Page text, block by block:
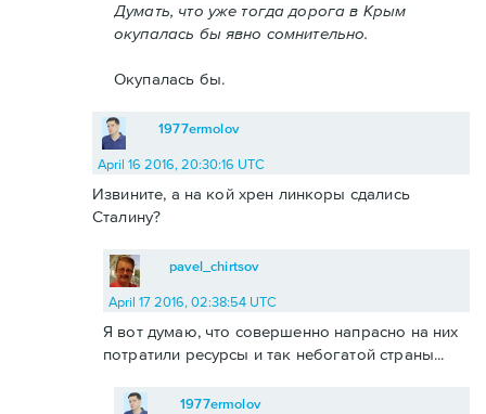
Думать, что уже тогда дорога в Крым
окупалась бы явно сомнительно.
Окупалась бы.
1977ermolov
April 16 2016, 20:30:16 UTC
Извините, а на кой хрен линкоры сдались
Сталину?
pavel_chirtsov
April 17 2016, 02:38:54 UTC
Я вот думаю, что совершенно напрасно на них
потратили ресурсы и так небогатой страны...
1977ermolov